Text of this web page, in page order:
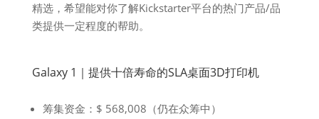
精选，希望能对你了解Kickstarter平台的热门产品/品
类提供一定程度的帮助。
Galaxy 1｜提供十倍寿命的SLA桌面3D打印机
筹集资金：$ 568,008（仍在众筹中）